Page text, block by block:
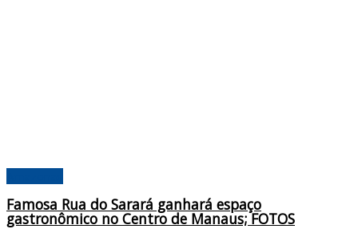
Famosa Rua do Sarará ganhará espaço
gastronômico no Centro de Manaus; FOTOS